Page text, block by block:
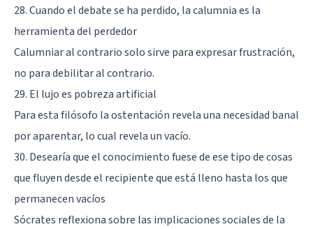
28. Cuando el debate se ha perdido, la calumnia es la
herramienta del perdedor
Calumniar al contrario solo sirve para expresar frustración,
no para debilitar al contrario.
29. El lujo es pobreza artificial
Para esta filósofo la ostentación revela una necesidad banal
por aparentar, lo cual revela un vacío.
30. Desearía que el conocimiento fuese de ese tipo de cosas
que fluyen desde el recipiente que está lleno hasta los que
permanecen vacíos
Sócrates reflexiona sobre las implicaciones sociales de la